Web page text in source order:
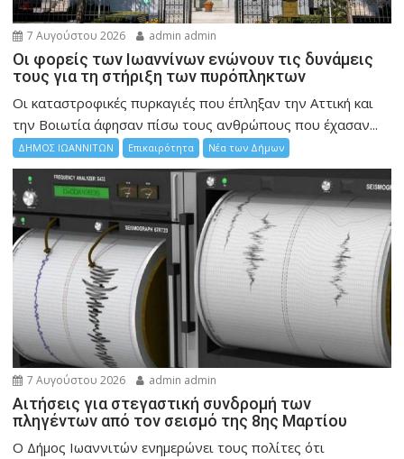
7 Αυγούστου 2026 admin admin
Οι φορείς των Ιωαννίνων ενώνουν τις δυνάμεις
τους για τη στήριξη των πυρόπληκτων
Οι καταστροφικές πυρκαγιές που έπληξαν την Αττική και
την Bοιωτία άφησαν πίσω τους ανθρώπους που έχασαν...
ΔΗΜΟΣ ΙΩΑΝΝΙΤΩΝ Επικαιρότητα Νέα των Δήμων
7 Αυγούστου 2026 admin admin
Αιτήσεις για στεγαστική συνδρομή των
πληγέντων από τον σεισμό της 8ης Μαρτίου
Ο Δήμος Ιωαννιτών ενημερώνει τους πολίτες ότι